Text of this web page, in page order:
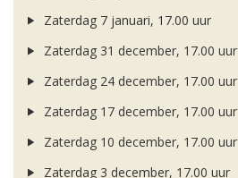
Zaterdag 7 januari, 17.00 uur
Zaterdag 31 december, 17.00 uur
Zaterdag 24 december, 17.00 uur
Zaterdag 17 december, 17.00 uur
Zaterdag 10 december, 17.00 uur
Zaterdag 3 december, 17.00 uur